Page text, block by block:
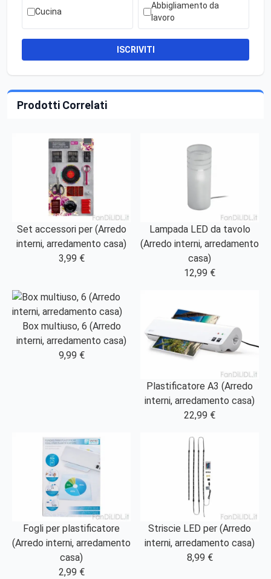
Cucina
Abbigliamento da
lavoro
ISCRIVITI
Prodotti Correlati
Set accessori per (Arredo
interni, arredamento casa)
3,99 €
Lampada LED da tavolo
(Arredo interni, arredamento
casa)
12,99 €
Box multiuso, 6 (Arredo
interni, arredamento casa)
9,99 €
Plastificatore A3 (Arredo
interni, arredamento casa)
22,99 €
Fogli per plastificatore
(Arredo interni, arredamento
casa)
2,99 €
Striscie LED per (Arredo
interni, arredamento casa)
8,99 €